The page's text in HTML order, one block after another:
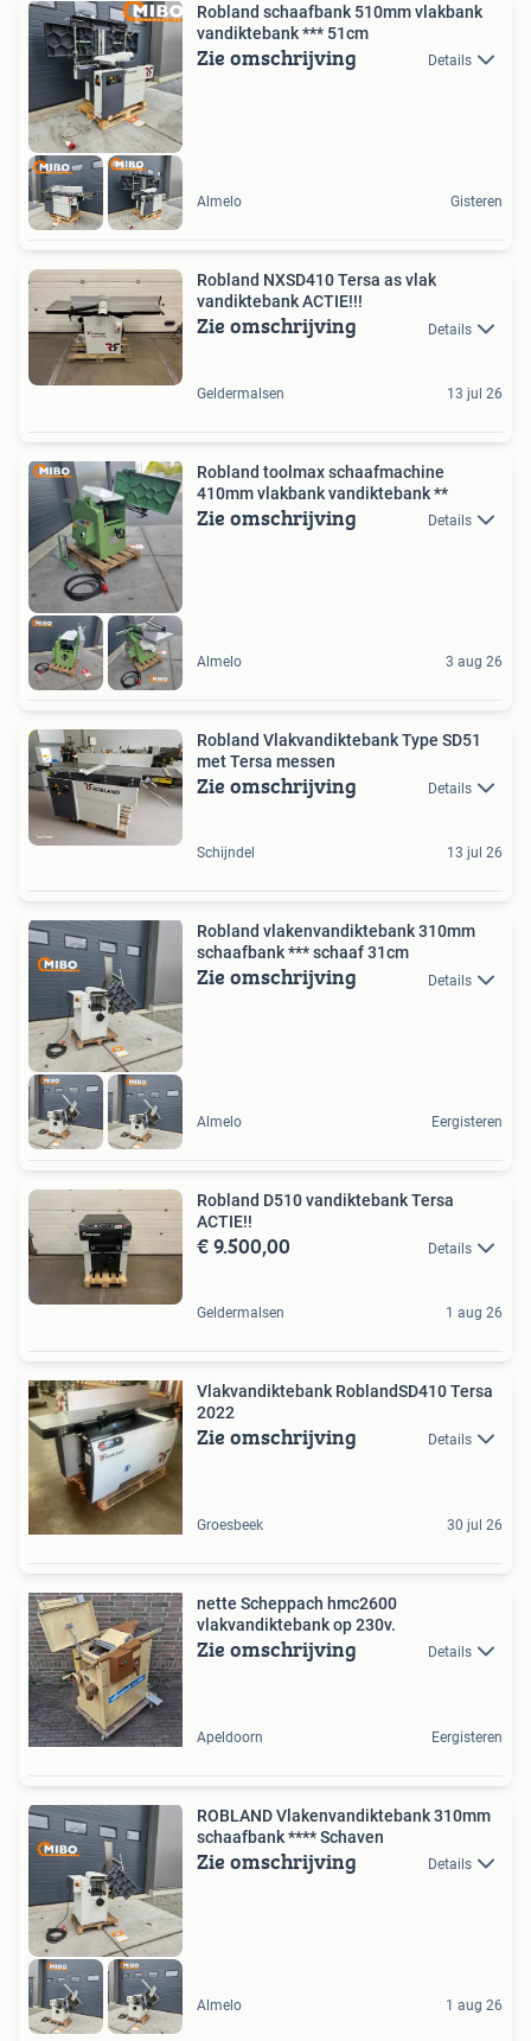
Robland schaafbank 510mm vlakbank
vandiktebank *** 51cm
Zie omschrijving Details
Almelo Gisteren
Robland NXSD410 Tersa as vlak
vandiktebank ACTIE!!!
Zie omschrijving Details
Geldermalsen 13 jul 26
Robland toolmax schaafmachine
410mm vlakbank vandiktebank **
Zie omschrijving Details
Almelo 3 aug 26
Robland Vlakvandiktebank Type SD51
met Tersa messen
Zie omschrijving Details
Schijndel 13 jul 26
Robland vlakenvandiktebank 310mm
schaafbank *** schaaf 31cm
Zie omschrijving Details
Almelo Eergisteren
Robland D510 vandiktebank Tersa
ACTIE!!
€ 9.500,00 Details
Geldermalsen 1 aug 26
Vlakvandiktebank RoblandSD410 Tersa
2022
Zie omschrijving Details
Groesbeek 30 jul 26
nette Scheppach hmc2600
vlakvandiktebank op 230v.
Zie omschrijving Details
Apeldoorn Eergisteren
ROBLAND Vlakenvandiktebank 310mm
schaafbank **** Schaven
Zie omschrijving Details
Almelo 1 aug 26